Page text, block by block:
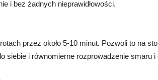
i bez żadnych nieprawidłowości.
przez około 5-10 minut. Pozwoli to na
siebie i równomierne rozprowadzenie smaru i